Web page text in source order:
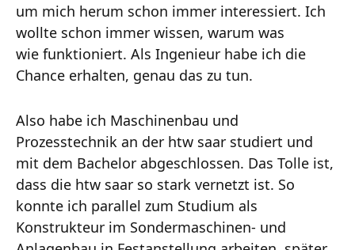
um mich herum schon immer interessiert. Ich
wollte schon immer wissen, warum was
wie funktioniert. Als Ingenieur habe ich die
Chance erhalten, genau das zu tun.
Also habe ich Maschinenbau und
Prozesstechnik an der htw saar studiert und
mit dem Bachelor abgeschlossen. Das Tolle ist,
dass die htw saar so stark vernetzt ist. So
konnte ich parallel zum Studium als
Konstrukteur im Sondermaschinen- und